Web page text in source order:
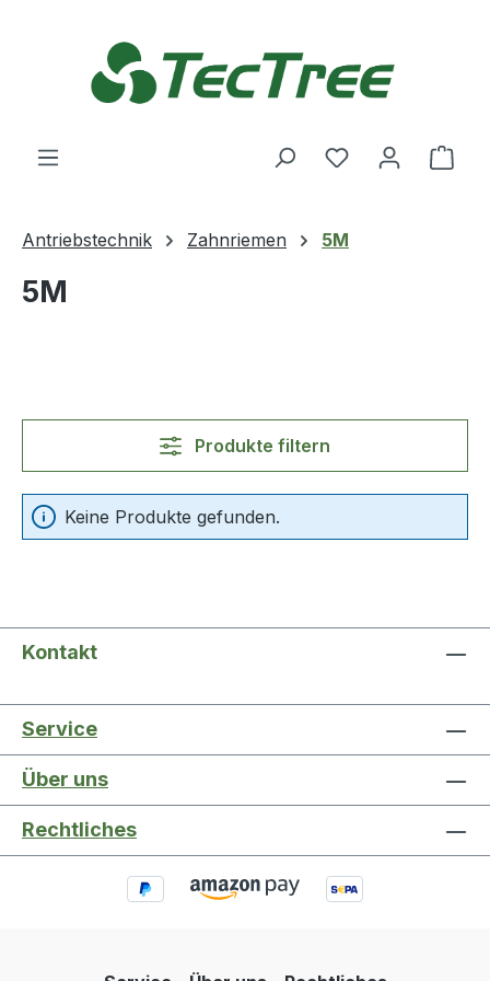
Du hast 0
Antriebstechnik Zahnriemen 5M
5M
Produkte filtern
Keine Produkte gefunden.
Kontakt
Service
Über uns
Rechtliches